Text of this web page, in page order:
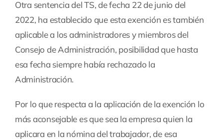
Otra sentencia del TS, de fecha 22 de junio del
2022, ha establecido que esta exención es también
aplicable a los administradores y miembros del
Consejo de Administración, posibilidad que hasta
esa fecha siempre había rechazado la
Administración.
Por lo que respecta a la aplicación de la exención lo
más aconsejable es que sea la empresa quien la
aplicara en la nómina del trabajador, de esa